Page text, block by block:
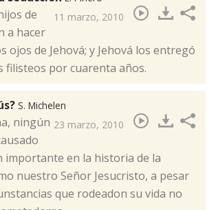
11 marzo, 2010
de
a hacer
ojos de Jehová; y Jehová los entregó
filisteos por cuarenta años.
S. Michelen
23 marzo, 2010
ningún
importante en la historia de la
nuestro Señor Jesucristo, a pesar
que rodeadon su vida no